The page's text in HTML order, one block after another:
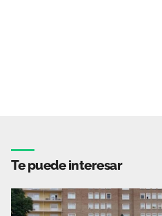
Te puede interesar